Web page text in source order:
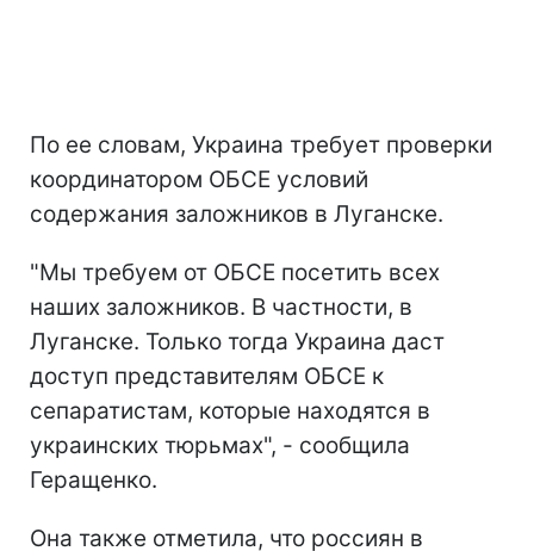
По ее словам, Украина требует проверки
координатором ОБСЕ условий
содержания заложников в Луганске.
"Мы требуем от ОБСЕ посетить всех
наших заложников. В частности, в
Луганске. Только тогда Украина даст
доступ представителям ОБСЕ к
сепаратистам, которые находятся в
украинских тюрьмах", - сообщила
Геращенко.
Она также отметила, что россиян в